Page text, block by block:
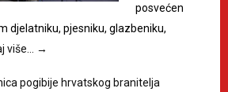
posvećen
djelatniku, pjesniku, glazbeniku,
više… →
pogibije hrvatskog branitelja